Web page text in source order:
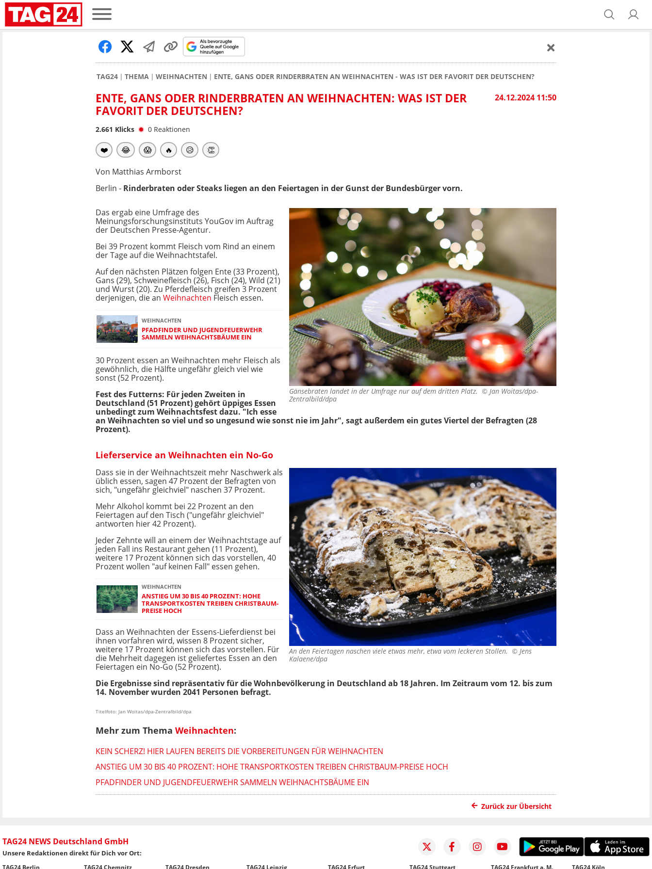
TAG24 THEMA WEIHNACHTEN ENTE, GANS ODER RINDERBRATEN AN WEIHNACHTEN - WAS IST DER FAVORIT DER DEUTSCHEN?
24.12.2024 11:50
ENTE, GANS ODER RINDERBRATEN AN WEIHNACHTEN: WAS IST DER
FAVORIT DER DEUTSCHEN?
2.661 Klicks 0 Reaktionen
❤️ 😂 😱 🔥 😥 👏
Von Matthias Armborst
Berlin - Rinderbraten oder Steaks liegen an den Feiertagen in der Gunst der Bundesbürger vorn.
Gänsebraten landet in der Umfrage nur auf dem dritten Platz. © Jan Woitas/dpa-
Zentralbild/dpa
Das ergab eine Umfrage des
Meinungsforschungsinstituts YouGov im Auftrag
der Deutschen Presse-Agentur.
Bei 39 Prozent kommt Fleisch vom Rind an einem
der Tage auf die Weihnachtstafel.
Auf den nächsten Plätzen folgen Ente (33 Prozent),
Gans (29), Schweinefleisch (26), Fisch (24), Wild (21)
und Wurst (20). Zu Pferdefleisch greifen 3 Prozent
derjenigen, die an Weihnachten Fleisch essen.
WEIHNACHTEN
PFADFINDER UND JUGENDFEUERWEHR
SAMMELN WEIHNACHTSBÄUME EIN
30 Prozent essen an Weihnachten mehr Fleisch als
gewöhnlich, die Hälfte ungefähr gleich viel wie
sonst (52 Prozent).
Fest des Futterns: Für jeden Zweiten in
Deutschland (51 Prozent) gehört üppiges Essen
unbedingt zum Weihnachtsfest dazu. "Ich esse
an Weihnachten so viel und so ungesund wie sonst nie im Jahr", sagt außerdem ein gutes Viertel der Befragten (28
Prozent).
Lieferservice an Weihnachten ein No-Go
An den Feiertagen naschen viele etwas mehr, etwa vom leckeren Stollen. © Jens
Kalaene/dpa
Dass sie in der Weihnachtszeit mehr Naschwerk als
üblich essen, sagen 47 Prozent der Befragten von
sich, "ungefähr gleichviel" naschen 37 Prozent.
Mehr Alkohol kommt bei 22 Prozent an den
Feiertagen auf den Tisch ("ungefähr gleichviel"
antworten hier 42 Prozent).
Jeder Zehnte will an einem der Weihnachtstage auf
jeden Fall ins Restaurant gehen (11 Prozent),
weitere 17 Prozent können sich das vorstellen, 40
Prozent wollen "auf keinen Fall" essen gehen.
WEIHNACHTEN
ANSTIEG UM 30 BIS 40 PROZENT: HOHE
TRANSPORTKOSTEN TREIBEN CHRISTBAUM-
PREISE HOCH
Dass an Weihnachten der Essens-Lieferdienst bei
ihnen vorfahren wird, wissen 8 Prozent sicher,
weitere 17 Prozent können sich das vorstellen. Für
die Mehrheit dagegen ist geliefertes Essen an den
Feiertagen ein No-Go (52 Prozent).
Die Ergebnisse sind repräsentativ für die Wohnbevölkerung in Deutschland ab 18 Jahren. Im Zeitraum vom 12. bis zum
14. November wurden 2041 Personen befragt.
Titelfoto: Jan Woitas/dpa-Zentralbild/dpa
Mehr zum Thema Weihnachten:
KEIN SCHERZ! HIER LAUFEN BEREITS DIE VORBEREITUNGEN FÜR WEIHNACHTEN
ANSTIEG UM 30 BIS 40 PROZENT: HOHE TRANSPORTKOSTEN TREIBEN CHRISTBAUM-PREISE HOCH
PFADFINDER UND JUGENDFEUERWEHR SAMMELN WEIHNACHTSBÄUME EIN
Zurück zur Übersicht
TAG24 NEWS Deutschland GmbH
Unsere Redaktionen direkt für Dich vor Ort:
TAG24 Berlin TAG24 Chemnitz TAG24 Dresden TAG24 Leipzig TAG24 Erfurt TAG24 Stuttgart TAG24 Frankfurt a. M. TAG24 Köln